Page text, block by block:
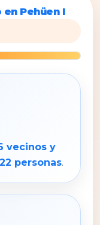
Pehüen I
vecinos y
personas.